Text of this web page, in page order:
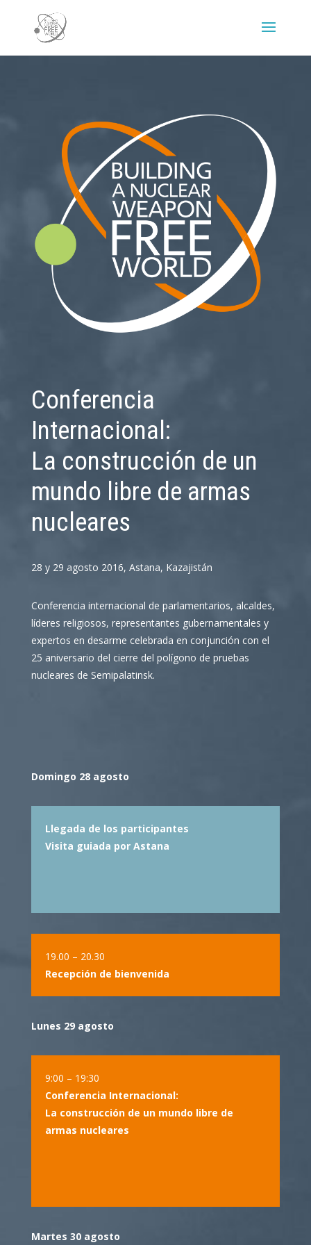
Conferencia
Internacional:
La construcción de un
mundo libre de armas
nucleares
28 y 29 agosto 2016, Astana, Kazajistán
Conferencia internacional de parlamentarios, alcaldes,
líderes religiosos, representantes gubernamentales y
expertos en desarme celebrada en conjunción con el
25 aniversario del cierre del polígono de pruebas
nucleares de Semipalatinsk.
Domingo 28 agosto
Llegada de los participantes
Visita guiada por Astana
19.00 – 20.30
Recepción de bienvenida
Lunes 29 agosto
9:00 – 19:30
Conferencia Internacional:
La construcción de un mundo libre de
armas nucleares
Martes 30 agosto